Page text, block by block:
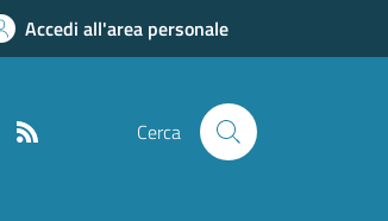
Accedi all'area personale
Telegram Cerca